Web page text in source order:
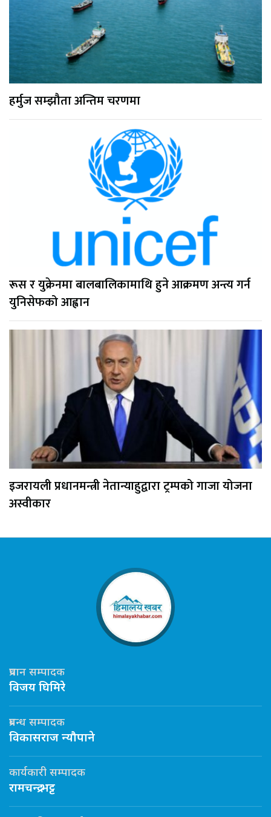
हर्मुज सम्झौता अन्तिम चरणमा
रूस र युक्रेनमा बालबालिकामाथि हुने आक्रमण अन्त्य गर्न
युनिसेफको आह्वान
इजरायली प्रधानमन्त्री नेतान्याहुद्वारा ट्रम्पको गाजा योजना
अस्वीकार
प्रधान सम्पादक
विजय घिमिरे
प्रबन्ध सम्पादक
विकासराज न्यौपाने
कार्यकारी सम्पादक
रामचन्द्र भट्ट